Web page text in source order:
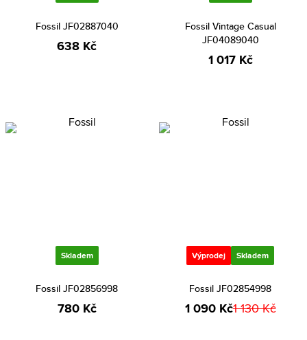
Fossil JF02887040
638 Kč
Fossil Vintage Casual
JF04089040
1 017 Kč
Skladem
Fossil JF02856998
780 Kč
Výprodej Skladem
Fossil JF02854998
1 090 Kč1 130 Kč